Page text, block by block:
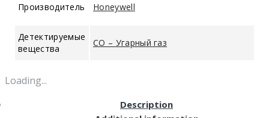
Производитель Honeywell
Детектируемые
вещества
CO – Угарный газ
Loading...
Description